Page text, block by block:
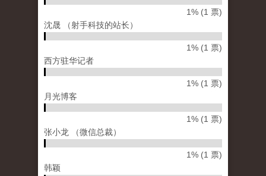
1% (1 票)
沈晟 （射手科技的站长）
1% (1 票)
西方驻华记者
1% (1 票)
月光博客
1% (1 票)
张小龙 （微信总裁）
1% (1 票)
韩颖